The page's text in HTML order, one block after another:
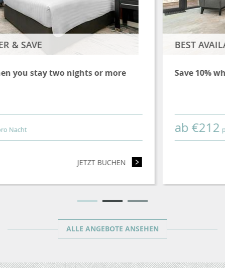
BEST AVAILABLE RATES
Save 10% when you book direct
ab
ALLE ANGEBOTE ANSEHEN